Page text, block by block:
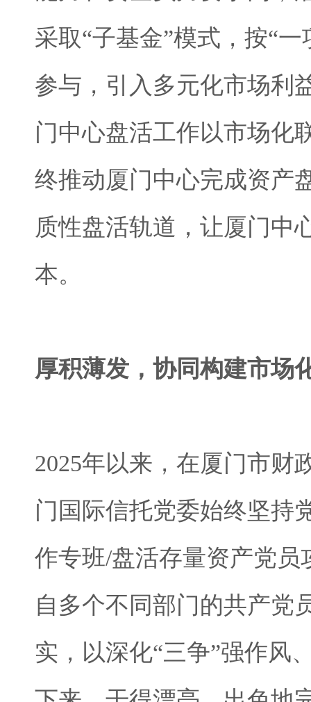
采取“子基金”模式，按“
参与，引入多元化市场利
门中心盘活工作以市场化
终推动厦门中心完成资产
质性盘活轨道，让厦门中
本。
厚积薄发，协同构建市场
2025年以来，在厦门市财
门国际信托党委始终坚持
作专班/盘活存量资产党
自多个不同部门的共产党
实，以深化“三争”强作风